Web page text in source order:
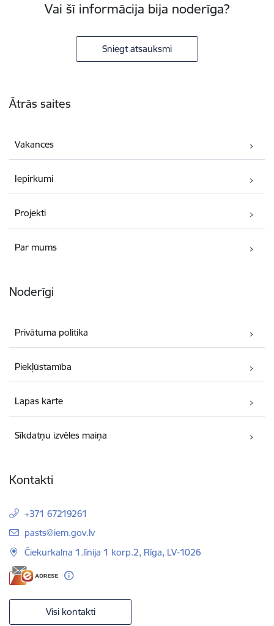
Vai šī informācija bija noderīga?
Sniegt atsauksmi
Ātrās saites
Vakances
Iepirkumi
Projekti
Par mums
Noderīgi
Privātuma politika
Piekļūstamība
Lapas karte
Sīkdatņu izvēles maiņa
Kontakti
+371 67219261
E-pasts:
pasts@iem.gov.lv
Čiekurkalna 1.līnija 1 korp.2, Rīga, LV-1026
Visi kontakti